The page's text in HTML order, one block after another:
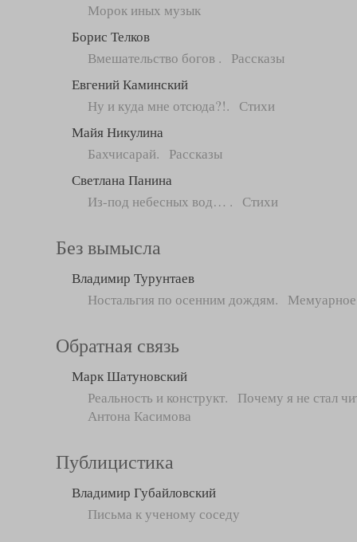
Морок иных музык
Борис Телков
Вмешательство богов . Рассказы
Евгений Каминский
Ну и куда мне отсюда?!. Стихи
Майя Никулина
Бахчисарай. Рассказы
Светлана Панина
Из-под небесных вод… . Стихи
Без вымысла
Владимир Турунтаев
Ностальгия по осенним дождям. Мемуарное
Обратная связь
Марк Шатуновский
Реальность и конструкт. Почему я не стал
Антона Касимова
Публицистика
Владимир Губайловский
Письма к ученому соседу